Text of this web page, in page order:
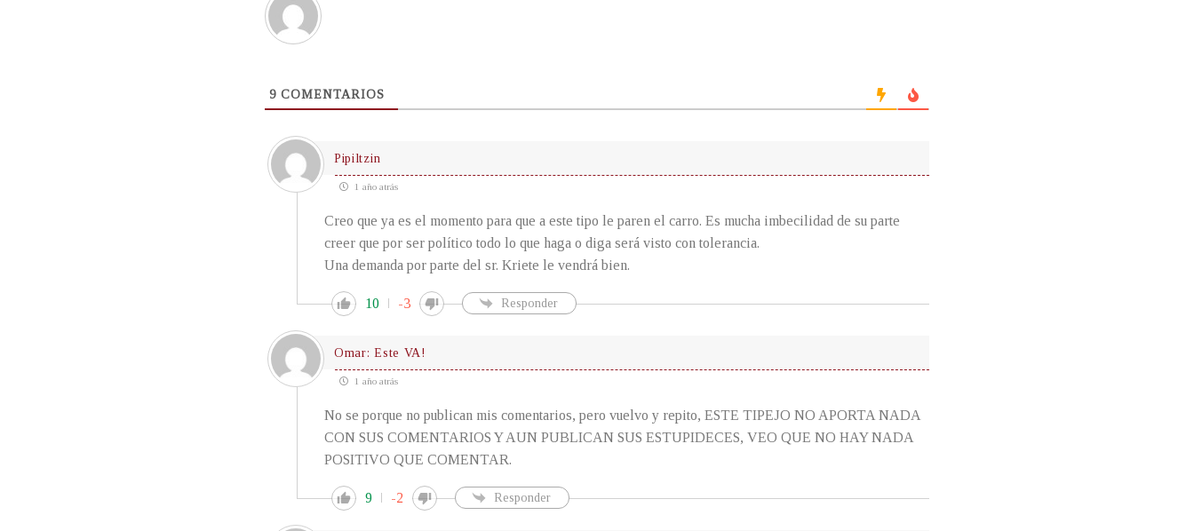
9 COMENTARIOS
Pipiltzin
1 año atrás
Creo que ya es el momento para que a este tipo le paren el carro. Es mucha imbecilidad de su parte
creer que por ser político todo lo que haga o diga será visto con tolerancia.
Una demanda por parte del sr. Kriete le vendrá bien.
10 -3 Responder
Omar: Este VA!
1 año atrás
No se porque no publican mis comentarios, pero vuelvo y repito, ESTE TIPEJO NO APORTA NADA
CON SUS COMENTARIOS Y AUN PUBLICAN SUS ESTUPIDECES, VEO QUE NO HAY NADA
POSITIVO QUE COMENTAR.
9 -2 Responder